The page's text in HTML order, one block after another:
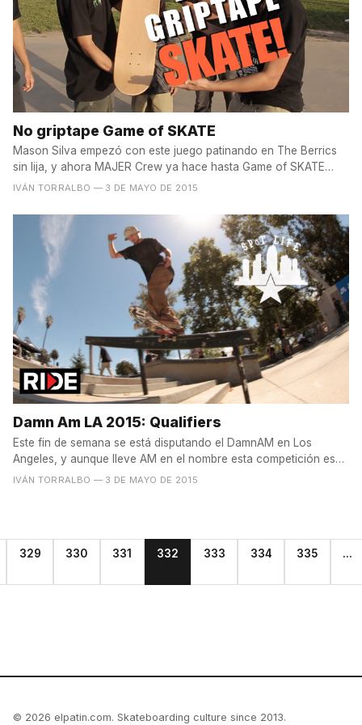
No griptape Game of SKATE
Mason Silva empezó con este juego patinando en The Berrics
sin lija, y ahora MAJER Crew ya hace hasta Game of SKATE
sin...
IVÁN TORRALBO — 3 DE MAYO DE 2015
Damn Am LA 2015: Qualifiers
Este fin de semana se está disputando el DamnAM en Los
Angeles, y aunque lleve AM en el nombre esta competición es
muy,...
IVÁN TORRALBO — 3 DE MAYO DE 2015
329 330 331 332 333 334 335 ...
© 2026 elpatin.com. Skateboarding culture since 2013.